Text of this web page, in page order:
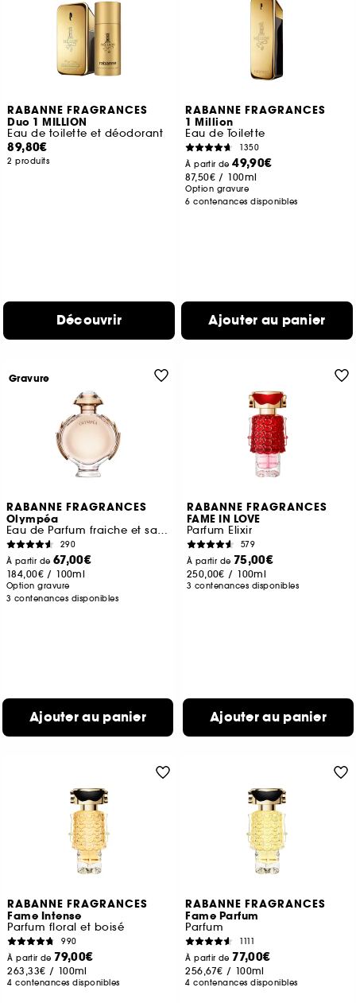
RABANNE FRAGRANCES
Duo 1 MILLION
Eau de toilette et déodorant
89,80€
2 produits
Découvrir
RABANNE FRAGRANCES
1 Million
Eau de Toilette
1350
À partir de49,90€
87,50€ / 100ml
Option gravure
6 contenances disponibles
Ajouter au panier
RABANNE FRAGRANCES
Olympéa
Eau de Parfum fraiche et salée
290
À partir de 67,00€
184,00€ / 100ml
Option gravure
3 contenances disponibles
Ajouter au panier
Gravure
RABANNE FRAGRANCES
FAME IN LOVE
Parfum Elixir
579
À partir de 75,00€
250,00€ / 100ml
3 contenances disponibles
Ajouter au panier
RABANNE FRAGRANCES
Fame Intense
Parfum floral et boisé
990
À partir de 79,00€
263,33€ / 100ml
4 contenances disponibles
RABANNE FRAGRANCES
Fame Parfum
Parfum
1111
À partir de 77,00€
256,67€ / 100ml
4 contenances disponibles